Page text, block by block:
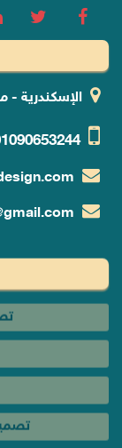
الإسكندرية -